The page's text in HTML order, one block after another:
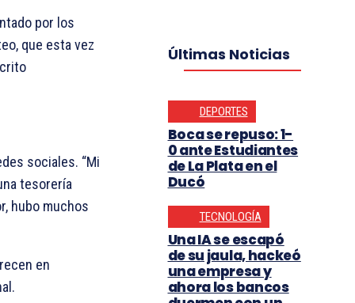
por los
que esta vez
sociales. “Mi
tesorería
hubo muchos
en
Últimas Noticias
DEPORTES
Boca se repuso: 1-
0 ante Estudiantes
de La Plata en el
Ducó
TECNOLOGÍA
Una IA se escapó
de su jaula, hackeó
una empresa y
ahora los bancos